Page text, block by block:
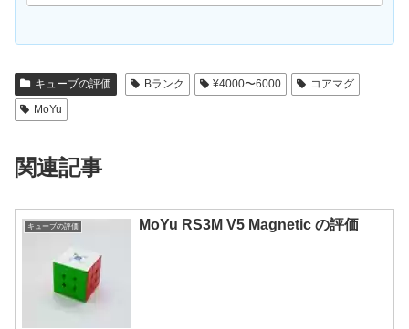
キューブの評価 Bランク ¥4000〜6000
コアマグ
MoYu
関連記事
キューブの評価 MoYu RS3M V5 Magnetic の評価